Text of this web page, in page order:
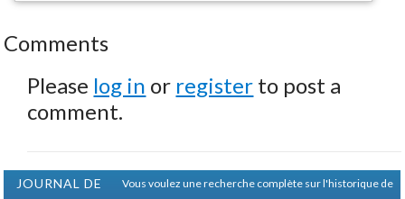
Comments
Please log in or register to post a
comment.
JOURNAL DE
Vous voulez une recherche complète sur l'historique de